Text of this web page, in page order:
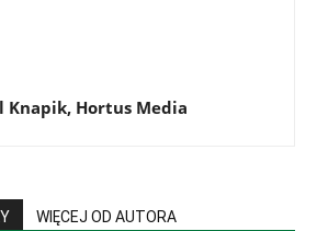
Knapik, Hortus Media
WIĘCEJ OD AUTORA